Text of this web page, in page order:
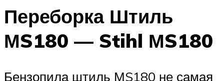
Переборка Штиль
МS180 — Stihl МS180
Бензопила штиль МS180 не самая